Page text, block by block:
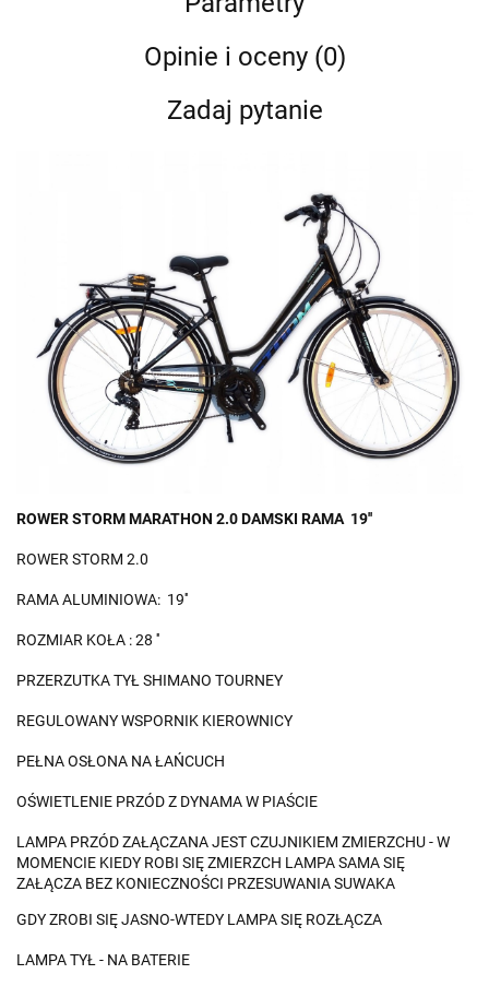
Opinie i oceny (0)
Zadaj pytanie
ROWER STORM MARATHON 2.0 DAMSKI RAMA 19''
ROWER STORM 2.0
RAMA ALUMINIOWA: 19''
ROZMIAR KOŁA : 28 ''
PRZERZUTKA TYŁ SHIMANO TOURNEY
REGULOWANY WSPORNIK KIEROWNICY
PEŁNA OSŁONA NA ŁAŃCUCH
OŚWIETLENIE PRZÓD Z DYNAMA W PIAŚCIE
LAMPA PRZÓD ZAŁĄCZANA JEST CZUJNIKIEM ZMIERZCHU - W
MOMENCIE KIEDY ROBI SIĘ ZMIERZCH LAMPA SAMA SIĘ
ZAŁĄCZA BEZ KONIECZNOŚCI PRZESUWANIA SUWAKA
GDY ZROBI SIĘ JASNO-WTEDY LAMPA SIĘ ROZŁĄCZA
LAMPA TYŁ - NA BATERIE